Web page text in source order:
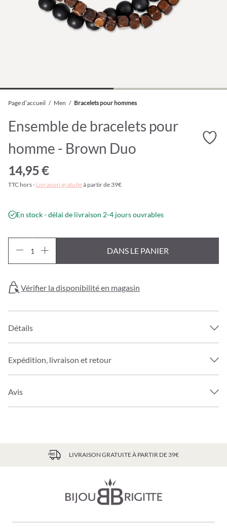
Page d’accueil / Men / Bracelets pour hommes
Ensemble de bracelets pour
homme - Brown Duo
14,95 €
TTC hors - Livraison gratuiteà partir de 39€
En stock - délai de livraison 2-4 jours ouvrables
DANS LE PANIER
Vérifier la disponibilité en magasin
Détails
Expédition, livraison et retour
Avis
LIVRAISON GRATUITE À PARTIR DE 39€